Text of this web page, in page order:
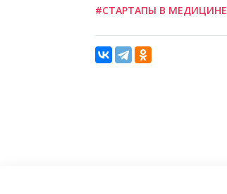
#СТАРТАПЫ В МЕДИЦИНЕ